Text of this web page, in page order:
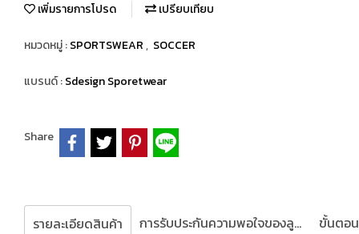
เพิ่มรายการโปรด เปรียบเทียบ
หมวดหมู่ :SPORTSWEAR, SOCCER
แบรนด์ :Sdesign Sporetwear
Share
รายละเอียดสินค้า การรับประกันความพอใจของลูกค้า